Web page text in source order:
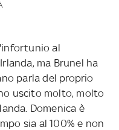
al
ma Brunel ha
parla del proprio
uscito molto, molto
Domenica è
sia al 100% e non